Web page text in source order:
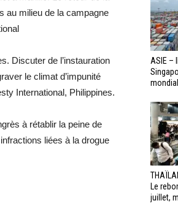
au milieu de la campagne
Discuter de l’instauration
le climat d’impunité
International, Philippines.
à rétablir la peine de
liées à la drogue
ASIE –
Le
juillet,